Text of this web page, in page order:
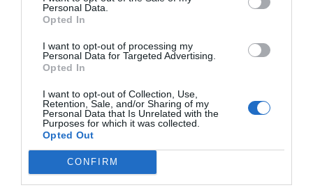
Personal Data.
Opted In
I want to opt-out of processing my
Personal Data for Targeted Advertising.
Opted In
I want to opt-out of Collection, Use,
Retention, Sale, and/or Sharing of my
Personal Data that Is Unrelated with the
Purposes for which it was collected.
Opted Out
CONFIRM
πέμπτος, ώστε να εξασφαλίσει την οικογένεια του.
Στην περίπτωση, ο Γάλλος έχει και το μαχαίρι και το
καρπούζι. Αν πει ότι επιστρέφει στην Ευρώπη, τότε
ένα χαλί εκατομμυρίων στα πόδια του.
Άλλωστε, είναι ένα μοντέρνο πακέτο two-way ψηλού, με
καλό τρίποντο, που μπορεί να παίξει άμυνα κάθε είδους